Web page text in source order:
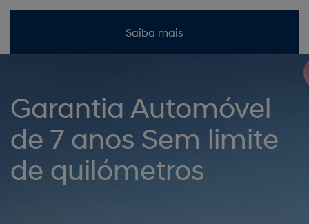
Saiba mais
Garantia Automóvel
de 7 anos Sem limite
de quilómetros